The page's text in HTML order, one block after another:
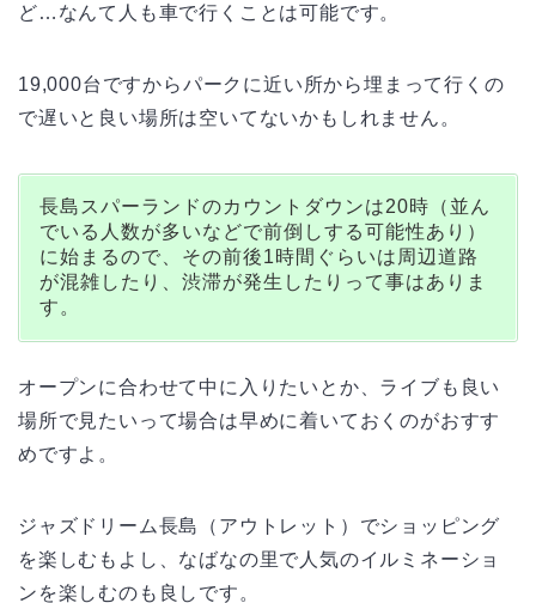
ど…なんて人も車で行くことは可能です。
19,000台ですからパークに近い所から埋まって行くの
で遅いと良い場所は空いてないかもしれません。
長島スパーランドのカウントダウンは20時（並ん
でいる人数が多いなどで前倒しする可能性あり）
に始まるので、その前後1時間ぐらいは周辺道路
が混雑したり、渋滞が発生したりって事はありま
す。
オープンに合わせて中に入りたいとか、ライブも良い
場所で見たいって場合は早めに着いておくのがおすす
めですよ。
ジャズドリーム長島（アウトレット）でショッピング
を楽しむもよし、なばなの里で人気のイルミネーショ
ンを楽しむのも良しです。